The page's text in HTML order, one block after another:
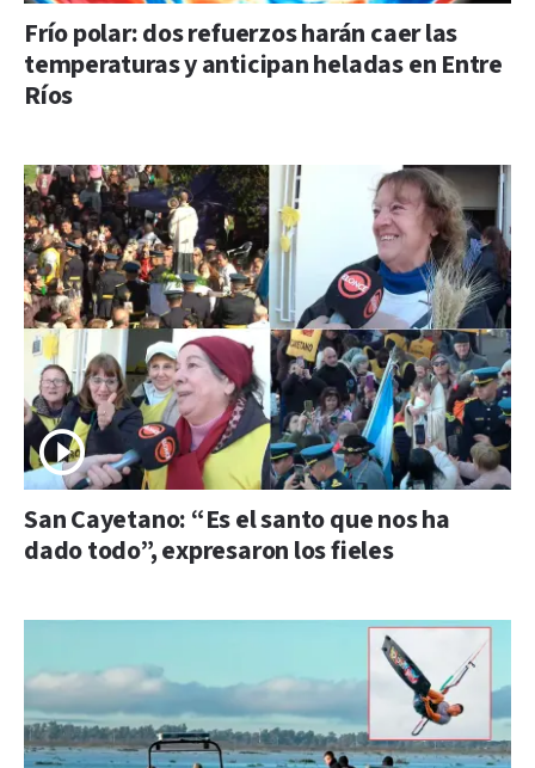
Frío polar: dos refuerzos harán caer las
temperaturas y anticipan heladas en Entre
Ríos
San Cayetano: “Es el santo que nos ha
dado todo”, expresaron los fieles